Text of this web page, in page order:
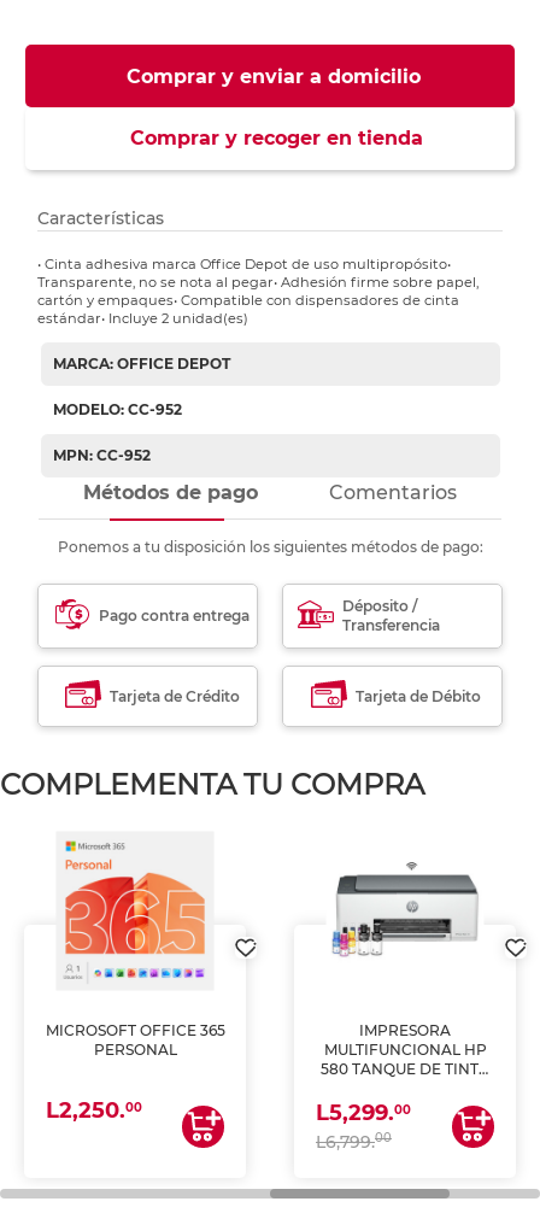
Comprar y enviar a domicilio
Comprar y recoger en tienda
Características
• Cinta adhesiva marca Office Depot de uso multipropósito•
Transparente, no se nota al pegar• Adhesión firme sobre papel,
cartón y empaques• Compatible con dispensadores de cinta
estándar• Incluye 2 unidad(es)
MARCA: OFFICE DEPOT
MODELO: CC-952
MPN: CC-952
Métodos de pago Comentarios
Ponemos a tu disposición los siguientes métodos de pago:
Pago contra entrega
Déposito /
Transferencia
Tarjeta de Crédito Tarjeta de Débito
COMPLEMENTA TU COMPRA
MICROSOFT OFFICE 365
PERSONAL
L2,250.00
IMPRESORA
MULTIFUNCIONAL HP
580 TANQUE DE TINTA
ESCANEA)
L5,299.00
L6,799.00